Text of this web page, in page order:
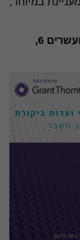
הכנס יתקיים ב"Duee", רחוב המאה ועשרים 6,